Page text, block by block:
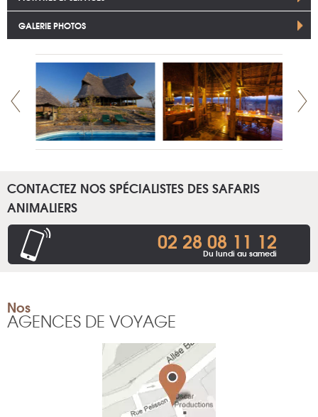
GALERIE PHOTOS
CONTACTEZ NOS SPÉCIALISTES DES SAFARIS
ANIMALIERS
02 28 08 11 12
Du lundi au samedi
Nos
AGENCES DE VOYAGE